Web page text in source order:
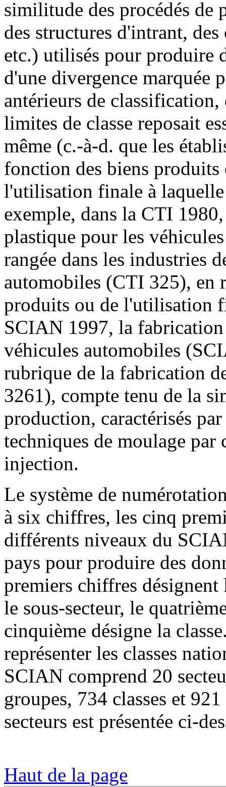
similitude des procédés
des structures d'intrant,
etc.) utilisés pour produire
d'une divergence marquée
antérieurs de
limites de classe reposait
même (c.-à-d. que les
fonction des biens
l'utilisation finale à
exemple, dans la CTI
plastique pour les
rangée dans les industries
automobiles (CTI 325), en
produits ou de l'utilisation
SCIAN 1997, la
véhicules automobiles
rubrique de la fabrication
3261), compte tenu de la
production, caractérisés
techniques de moulage
injection.
Le système de
à six chiffres, les cinq
différents niveaux du
pays pour produire des
premiers chiffres désignent
le sous-secteur, le
cinquième désigne la
représenter les classes
SCIAN comprend 20
groupes, 734 classes et
secteurs est présentée ci-
Haut de la page